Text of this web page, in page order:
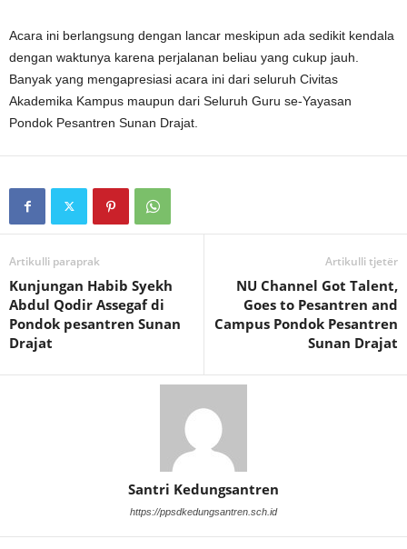
Acara ini berlangsung dengan lancar meskipun ada sedikit kendala
dengan waktunya karena perjalanan beliau yang cukup jauh.
Banyak yang mengapresiasi acara ini dari seluruh Civitas
Akademika Kampus maupun dari Seluruh Guru se-Yayasan
Pondok Pesantren Sunan Drajat.
Artikulli paraprak
Kunjungan Habib Syekh
Abdul Qodir Assegaf di
Pondok pesantren Sunan
Drajat
Artikulli tjetër
NU Channel Got Talent,
Goes to Pesantren and
Campus Pondok Pesantren
Sunan Drajat
Santri Kedungsantren
https://ppsdkedungsantren.sch.id